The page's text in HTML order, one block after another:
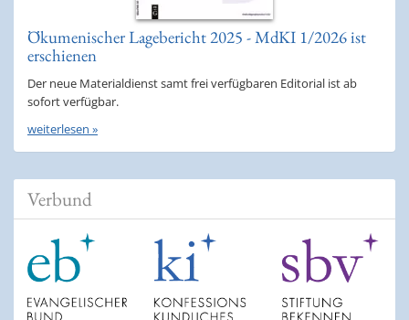
Ökumenischer Lagebericht 2025 - MdKI 1/2026 ist
erschienen
Der neue Materialdienst samt frei verfügbaren Editorial ist ab
sofort verfügbar.
weiterlesen »
Verbund